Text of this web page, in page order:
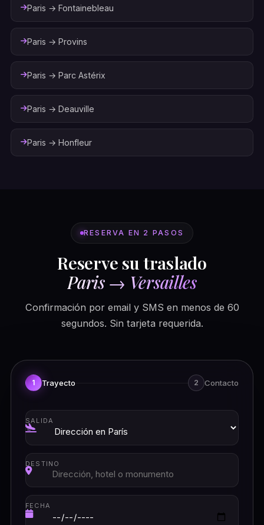
Paris → Fontainebleau
Paris → Provins
Paris → Parc Astérix
Paris → Deauville
Paris → Honfleur
RESERVA EN 2 PASOS
Reserve su traslado
Paris → Versailles
Confirmación por email y SMS en menos de 60
segundos. Sin tarjeta requerida.
1 Trayecto 2 Contacto
SALIDA
DESTINO
FECHA